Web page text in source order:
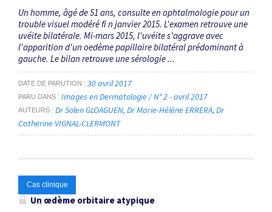
Un homme, âgé de 51 ans, consulte en ophtalmologie pour un
trouble visuel modéré fi n janvier 2015. L'examen retrouve une
uvéite bilatérale. Mi-mars 2015, l'uvéite s'aggrave avec
l'apparition d'un oedème papillaire bilatéral prédominant à
gauche. Le bilan retrouve une sérologie ...
DATE DE PARUTION 30 avril 2017
PARU DANS Images en Dermatologie / N° 2 - avril 2017
AUTEURS Dr Solen GLOAGUEN Dr Marie-Hélène ERRERA Dr
Catherine VIGNAL-CLERMONT
Cas clinique
Un œdème orbitaire atypique